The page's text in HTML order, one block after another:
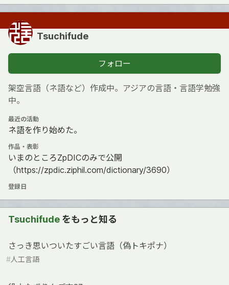
Tsuchifude
フォロー
架空言語（ネ語など）作成中。アジアの言語・言語学勉強
中。
最近の活動
ネ語を作り始めた。
作品・表彰
いまのところZpDICのみで公開
（https://zpdic.ziphil.com/dictionary/3690）
登録日
Tsuchifude をもっと知る
さっき思いついたすごい言語（偽トキポナ）
#人工言語